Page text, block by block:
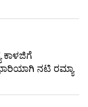
ನಟಿ ರಮ್ಯಾ